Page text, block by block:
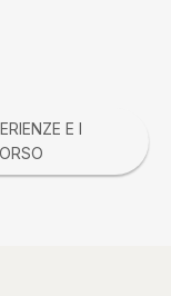
E I